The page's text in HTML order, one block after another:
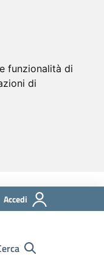
funzionalità di
di
Accedi